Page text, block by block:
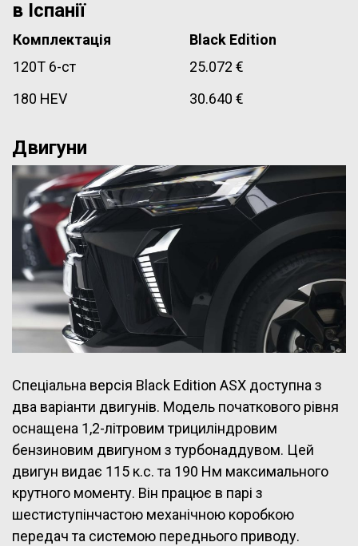
в Іспанії
Комплектація
Black Edition
120T 6-ст
25.072 €
180 HEV
30.640 €
Двигуни
Спеціальна версія Black Edition ASX доступна з
два варіанти двигунів. Модель початкового рівня
оснащена 1,2-літровим трициліндровим
бензиновим двигуном з турбонаддувом. Цей
двигун видає 115 к.с. та 190 Нм максимального
крутного моменту. Він працює в парі з
шестиступінчастою механічною коробкою
передач та системою переднього приводу.